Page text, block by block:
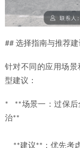
## 选择指南与推荐建
针对不同的应用场
型建议：
*   **场景一：过保
治**